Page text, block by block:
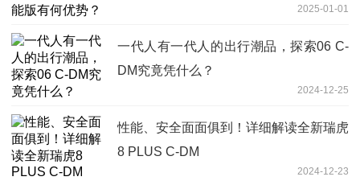
2025-01-01
一代人有一代人的出行潮品，探索06 C-
DM究竟凭什么？
2024-12-25
性能、安全面面俱到！详细解读全新瑞虎
8 PLUS C-DM
2024-12-23